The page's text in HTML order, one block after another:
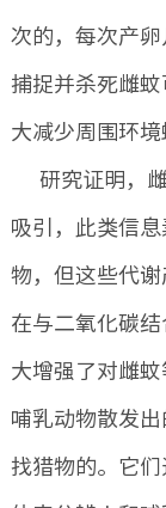
次的，每次产卵
捕捉并杀死雌
大减少周围环境
研究证明，雌
吸引，此类信
物，但这些代谢
在与二氧化碳
大增强了对雌
哺乳动物散发
找猎物的。它